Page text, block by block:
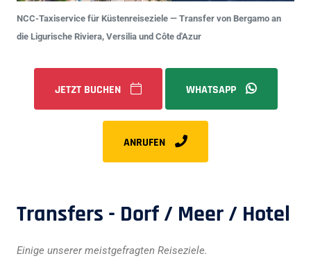
NCC-Taxiservice für Küstenreiseziele — Transfer von Bergamo an
die Ligurische Riviera, Versilia und Côte d'Azur
JETZT BUCHEN WHATSAPP
ANRUFEN
Transfers - Dorf / Meer / Hotel
Einige unserer meistgefragten Reiseziele.